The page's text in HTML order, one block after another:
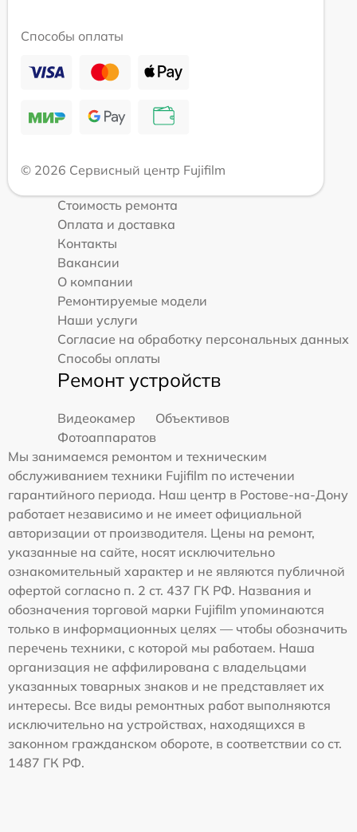
Способы оплаты
© 2026 Сервисный центр Fujifilm
Стоимость ремонта
Оплата и доставка
Контакты
Вакансии
О компании
Ремонтируемые модели
Наши услуги
Согласие на обработку персональных данных
Способы оплаты
Ремонт устройств
Видеокамер
Объективов
Фотоаппаратов
Мы занимаемся ремонтом и техническим
обслуживанием техники Fujifilm по истечении
гарантийного периода. Наш центр в Ростове-на-Дону
работает независимо и не имеет официальной
авторизации от производителя. Цены на ремонт,
указанные на сайте, носят исключительно
ознакомительный характер и не являются публичной
офертой согласно п. 2 ст. 437 ГК РФ. Названия и
обозначения торговой марки Fujifilm упоминаются
только в информационных целях — чтобы обозначить
перечень техники, с которой мы работаем. Наша
организация не аффилирована с владельцами
указанных товарных знаков и не представляет их
интересы. Все виды ремонтных работ выполняются
исключительно на устройствах, находящихся в
законном гражданском обороте, в соответствии со ст.
1487 ГК РФ.